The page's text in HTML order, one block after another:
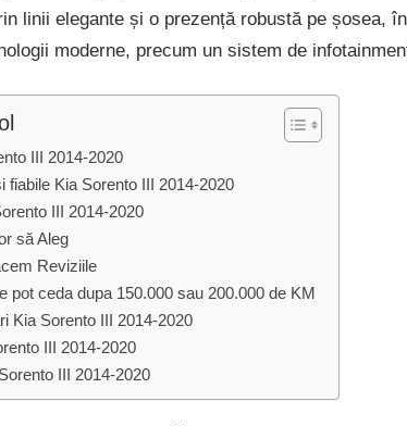
linii elegante și o prezență robustă pe șosea,
moderne, precum un sistem de
III 2014-2020
fiabile Kia Sorento III 2014-2020
III 2014-2020
să Aleg
Reviziile
pot ceda dupa 150.000 sau 200.000 de KM
Kia Sorento III 2014-2020
III 2014-2020
III 2014-2020